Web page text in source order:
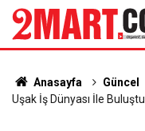
Anasayfa Güncel
Uşak İş Dünyası İle Buluştu